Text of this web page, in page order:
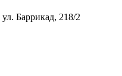
Баррикад, 218/2